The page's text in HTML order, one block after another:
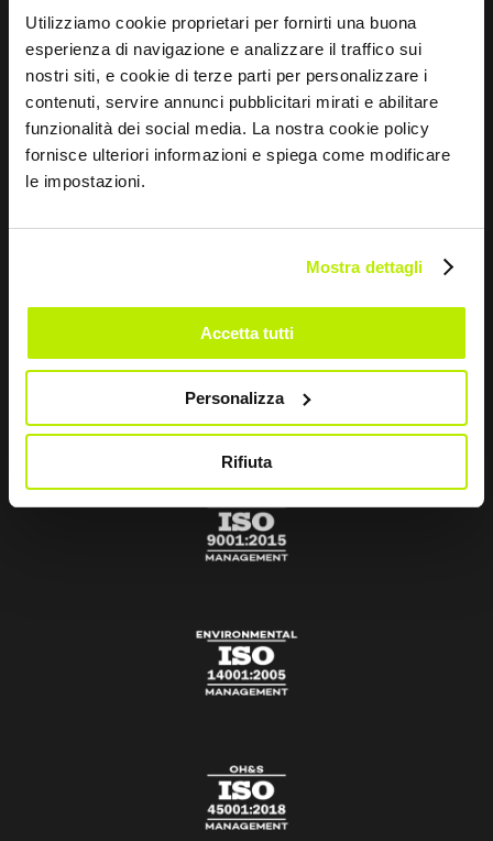
Utilizziamo cookie proprietari per fornirti una buona
esperienza di navigazione e analizzare il traffico sui
nostri siti, e cookie di terze parti per personalizzare i
contenuti, servire annunci pubblicitari mirati e abilitare
funzionalità dei social media. La nostra cookie policy
fornisce ulteriori informazioni e spiega come modificare
le impostazioni.
Mostra dettagli
Accetta tutti
Personalizza
Rifiuta
Mentalidad deportiva Tallas y mantenimiento
CONTACTOS
Via dei Fornaciai, 9, 06081 Assisi (PG) - Italia
+39 075 804 37 37
+39 075 804 37 47
amm.ne@pec.sirsafety.com
vendite@pec.sirsafety.com